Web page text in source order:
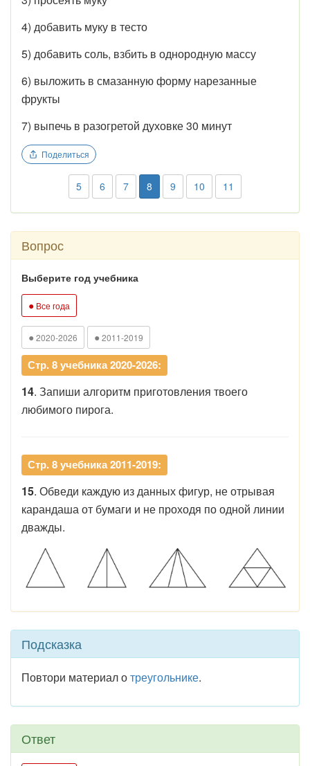
4) добавить муку в тесто
5) добавить соль, взбить в однородную массу
6) выложить в смазанную форму нарезанные
фрукты
7) выпечь в разогретой духовке 30 минут
Поделиться
5 6 7 8 9 10 11
Вопрос
Выберите год учебника
● Все года
● 2020-2026 ● 2011-2019
Стр. 8 учебника 2020-2026:
14. Запиши алгоритм приготовления твоего
любимого пирога.
Стр. 8 учебника 2011-2019:
15. Обведи каждую из данных фигур, не отрывая
карандаша от бумаги и не проходя по одной линии
дважды.
Подсказка
Повтори материал отреугольнике.
Ответ